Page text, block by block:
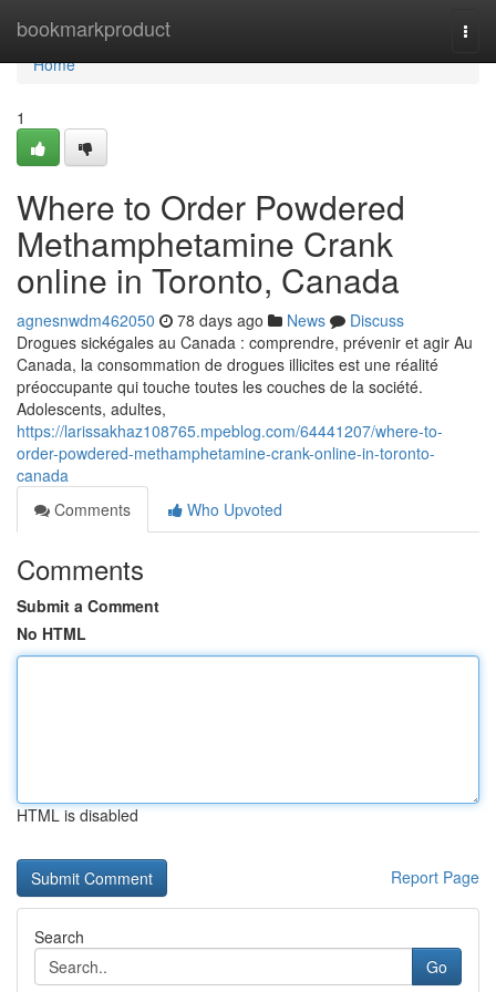
bookmarkproduct
Home
Home
1
Where to Order Powdered
Methamphetamine Crank
online in Toronto, Canada
agnesnwdm462050 78 days ago News
Discuss
Drogues sickégales au Canada : comprendre, prévenir et agir Au
Canada, la consommation de drogues illicites est une réalité
préoccupante qui touche toutes les couches de la société.
Adolescents, adultes,
https://larissakhaz108765.mpeblog.com/64441207/where-to-
order-powdered-methamphetamine-crank-online-in-toronto-
canada
Comments
Who Upvoted
Comments
Submit a Comment
No HTML
HTML is disabled
Report Page
Search
Go